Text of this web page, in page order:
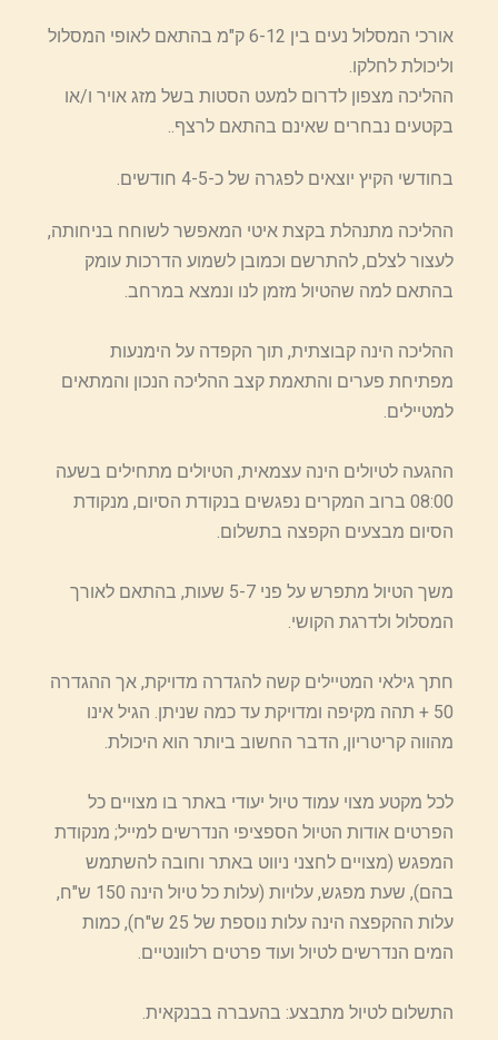
אורכי המסלול נעים בין 6-12 ק"מ בהתאם לאופי המסלול
וליכולת לחלקו.
ההליכה מצפון לדרום למעט הסטות בשל מזג אויר ו/או
בקטעים נבחרים שאינם בהתאם לרצף..
בחודשי הקיץ יוצאים לפגרה של כ-4-5 חודשים.
ההליכה מתנהלת בקצת איטי המאפשר לשוחח בניחותה,
לעצור לצלם, להתרשם וכמובן לשמוע הדרכות עומק
בהתאם למה שהטיול מזמן לנו ונמצא במרחב.
ההליכה הינה קבוצתית, תוך הקפדה על הימנעות
מפתיחת פערים והתאמת קצב ההליכה הנכון והמתאים
למטיילים.
ההגעה לטיולים הינה עצמאית, הטיולים מתחילים בשעה
08:00 ברוב המקרים נפגשים בנקודת הסיום, מנקודת
הסיום מבצעים הקפצה בתשלום.
משך הטיול מתפרש על פני 5-7 שעות, בהתאם לאורך
המסלול ולדרגת הקושי.
חתך גילאי המטיילים קשה להגדרה מדויקת, אך ההגדרה
50 + תהה מקיפה ומדויקת עד כמה שניתן. הגיל אינו
מהווה קריטריון, הדבר החשוב ביותר הוא היכולת.
לכל מקטע מצוי עמוד טיול יעודי באתר בו מצויים כל
הפרטים אודות הטיול הספציפי הנדרשים למייל; מנקודת
המפגש (מצויים לחצני ניווט באתר וחובה להשתמש
בהם), שעת מפגש, עלויות (עלות כל טיול הינה 150 ש"ח,
עלות ההקפצה הינה עלות נוספת של 25 ש"ח), כמות
המים הנדרשים לטיול ועוד פרטים רלוונטיים.
התשלום לטיול מתבצע: בהעברה בבנקאית.